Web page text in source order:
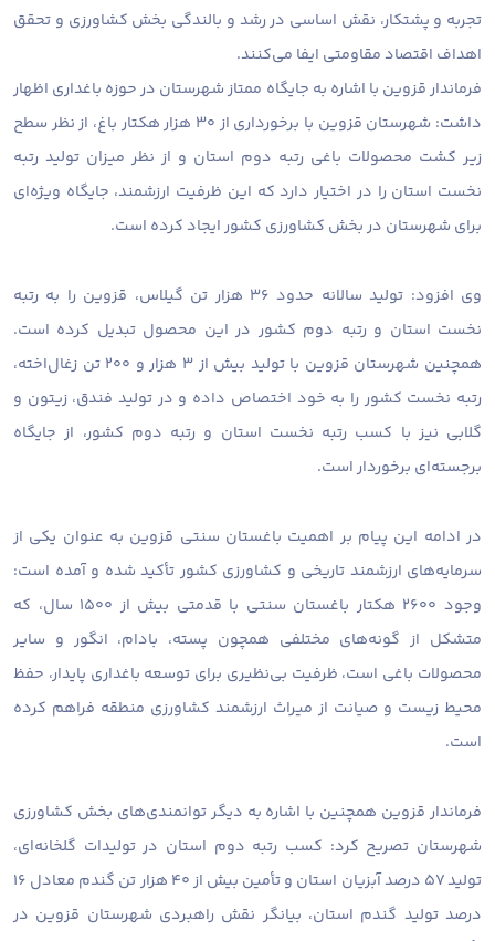
تجربه و پشتکار، نقش اساسی در رشد و بالندگی بخش کشاورزی و تحقق
اهداف اقتصاد مقاومتی ایفا می‌کنند.
فرماندار قزوین با اشاره به جایگاه ممتاز شهرستان در حوزه باغداری اظهار
داشت: شهرستان قزوین با برخورداری از ۳۰ هزار هکتار باغ، از نظر سطح
زیر کشت محصولات باغی رتبه دوم استان و از نظر میزان تولید رتبه
نخست استان را در اختیار دارد که این ظرفیت ارزشمند، جایگاه ویژه‌ای
برای شهرستان در بخش کشاورزی کشور ایجاد کرده است.
وی افزود: تولید سالانه حدود ۳۶ هزار تن گیلاس، قزوین را به رتبه
نخست استان و رتبه دوم کشور در این محصول تبدیل کرده است.
همچنین شهرستان قزوین با تولید بیش از ۳ هزار و ۲۰۰ تن زغال‌اخته،
رتبه نخست کشور را به خود اختصاص داده و در تولید فندق، زیتون و
گلابی نیز با کسب رتبه نخست استان و رتبه دوم کشور، از جایگاه
برجسته‌ای برخوردار است.
در ادامه این پیام بر اهمیت باغستان سنتی قزوین به عنوان یکی از
سرمایه‌های ارزشمند تاریخی و کشاورزی کشور تأکید شده و آمده است:
وجود ۲۶۰۰ هکتار باغستان سنتی با قدمتی بیش از ۱۵۰۰ سال، که
متشکل از گونه‌های مختلفی همچون پسته، بادام، انگور و سایر
محصولات باغی است، ظرفیت بی‌نظیری برای توسعه باغداری پایدار، حفظ
محیط زیست و صیانت از میراث ارزشمند کشاورزی منطقه فراهم کرده
است.
فرماندار قزوین همچنین با اشاره به دیگر توانمندی‌های بخش کشاورزی
شهرستان تصریح کرد: کسب رتبه دوم استان در تولیدات گلخانه‌ای،
تولید ۵۷ درصد آبزیان استان و تأمین بیش از ۴۰ هزار تن گندم معادل ۱۶
درصد تولید گندم استان، بیانگر نقش راهبردی شهرستان قزوین در